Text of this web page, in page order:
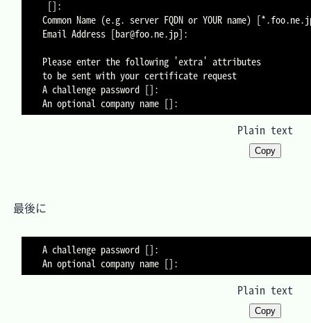
Common Name (e.g. server FQDN or YOUR name) [*.foo.ne.jp]:	← ドメ
Email Address [bar@foo.ne.jp]:								← サーバ管理者のメールアドレス
Please enter the following 'extra' attributes
to be sent with your certificate request
A challenge password []:
Plain text
Copy
最後に
A challenge password []:
Plain text
Copy